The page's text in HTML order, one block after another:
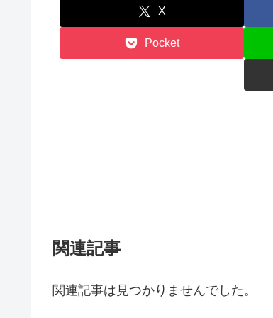
X
Pocket
関連記事
関連記事は見つかりませんでした。